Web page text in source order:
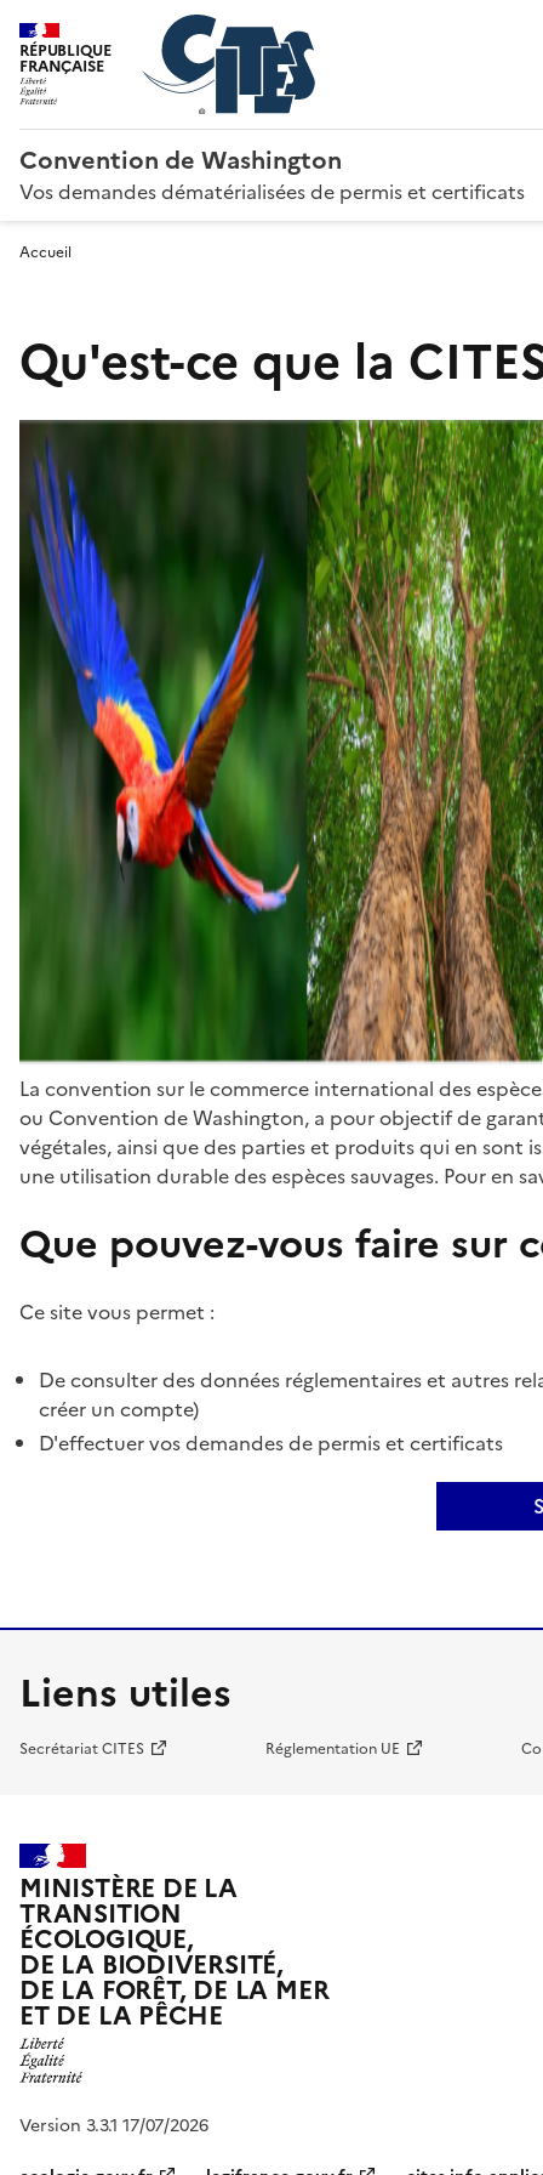
RÉPUBLIQUE
FRANÇAISE
Convention de Washington
Vos demandes dématérialisées de permis et certificats
Accueil
Qu'est-ce que la
La convention sur le commerce international des
ou Convention de Washington, a pour objectif de
végétales, ainsi que des parties et produits qui en sont
une utilisation durable des espèces sauvages. Pour en
Que pouvez-vous faire sur
Ce site vous permet :
De consulter des données réglementaires et autres
créer un compte)
D'effectuer vos demandes de permis et certificats
Liens utiles
Secrétariat CITES Réglementation UE
MINISTÈRE DE LA
TRANSITION
ÉCOLOGIQUE,
DE LA BIODIVERSITÉ,
DE LA FORÊT, DE LA MER
ET DE LA PÊCHE
Version 3.3.1 17/07/2026